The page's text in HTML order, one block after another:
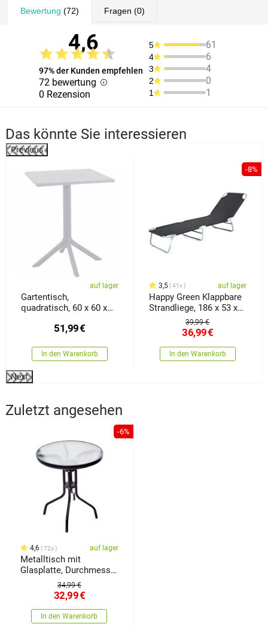
Bewertung (72) Fragen (0)
4,6
97% der Kunden empfehlen
72 bewertung
0 Rezension
5 61
4 6
3 4
2 0
1 1
Das könnte Sie interessieren
Previous
auf lager
Gartentisch,
quadratisch, 60 x 60 x
51,99€
In den Warenkorb
-8%
3,5 41x auf lager
Happy Green Klappbare
Strandliege, 186 x 53 x
39,99 €
36,99€
In den Warenkorb
Next
Zuletzt angesehen
-6%
4,6 72x auf lager
Metalltisch mit
Glasplatte, Durchmesser
34,99 €
32,99€
In den Warenkorb